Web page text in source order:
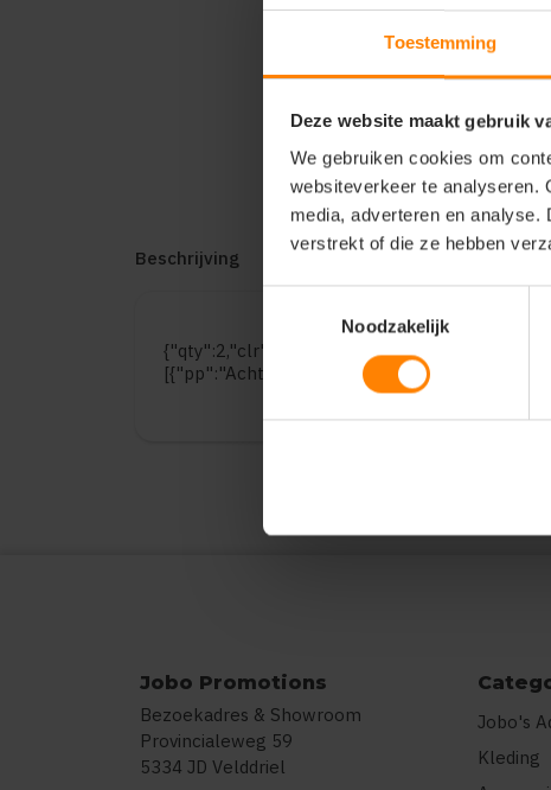
Toestemming
Deze website maakt gebruik
We gebruiken cookies om
websiteverkeer te analyseren.
media, adverteren en analyse.
verstrekt of die ze hebben
Noodzakelijk
Beschrijving
{"qty":2,"clr":"Classic Olive","szs":{"L":2},"prnts":
Jobo Promotions
Bezoekadres & Showroom
Provincialeweg 59
5334 JD Velddriel
Jobo's
Kleding